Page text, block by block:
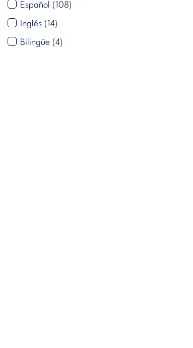
Español (108)
Inglés (14)
Bilingüe (4)